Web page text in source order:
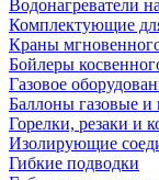
Водонагреватели
Комплектующие
Краны
Бойлеры
Газовое
Баллоны газовые
Горелки, резаки и
Изолирующие
Гибкие подводки